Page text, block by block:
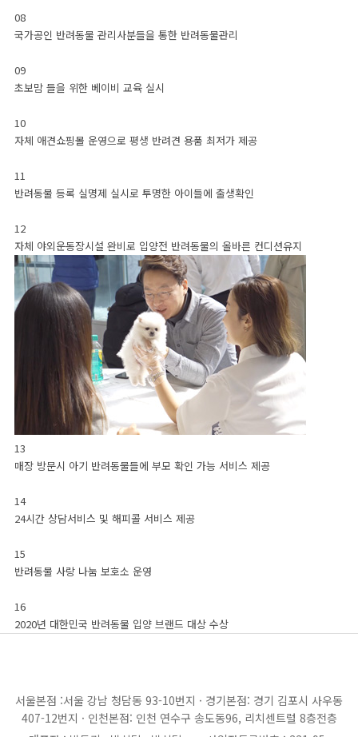
송도지점 시흥지점 광명지점 안양지점 안산지점
08
국가공인 반려동물 관리사분들을 통한 반려동물관리
09
초보맘 들을 위한 베이비 교육 실시
10
자체 애견쇼핑몰 운영으로 평생 반려견 용품 최저가 제공
11
반려동물 등록 실명제 실시로 투명한 아이들에 출생확인
12
자체 야외운동장시설 완비로 입양전 반려동물의 올바른 컨디션유지
13
매장 방문시 아기 반려동물들에 부모 확인 가능 서비스 제공
14
24시간 상담서비스 및 해피콜 서비스 제공
15
반려동물 사랑 나눔 보호소 운영
16
2020년 대한민국 반려동물 입양 브랜드 대상 수상
서울본점 :서울 강남 청담동 93-10번지 · 경기본점: 경기 김포시 사우동
407-12번지 · 인천본점: 인천 연수구 송도동96, 리치센트럴 8층전층